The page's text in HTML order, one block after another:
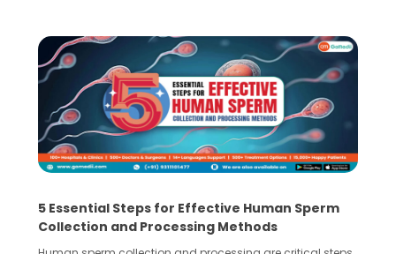
5 Essential Steps for Effective Human Sperm
Collection and Processing Methods